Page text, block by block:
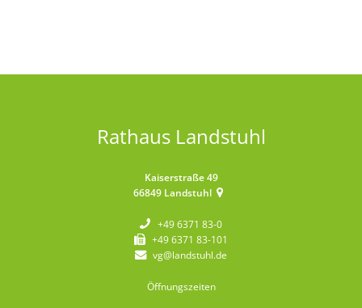
Rathaus Landstuhl
Kaiserstraße 49
66849 Landstuhl
+49 6371 83-0
+49 6371 83-101
vg@landstuhl.de
Öffnungszeiten